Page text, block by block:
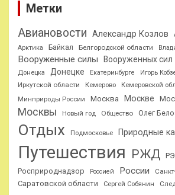
Метки
Авиановости Александр Козлов
Арктика
Байкал Белгородской области
Вооруженные силы Вооруженных сил
Донецка
Донецке Екатеринбурге Игорь
Иркутской области Кемерово Кемеровской
Минприроды России
Москва Москве
Москвы
Новый год Общество Олег
Отдых Подмосковье Природные
Путешествия РЖД
Росприроднадзор
Россией России
Саратовской области Сергей Собянин